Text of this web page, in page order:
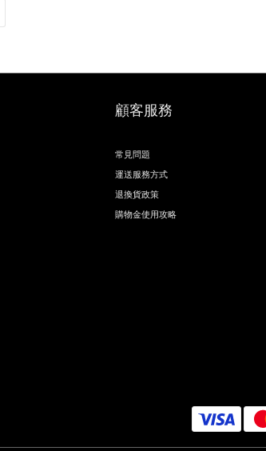
顧客服務
常見問題
運送服務方式
退換貨政策
購物金使用攻略